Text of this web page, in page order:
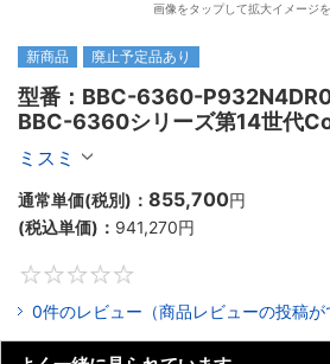
画像をタップして拡大イメージ
新商品 廃止予定品あり
型番：BBC-6360-
BBC-6360シリーズ第14世代
マウント2PCIe
ミスミ
通常単価(税別)： 855,700円
(税込単価)： 941,270円
0件のレビュー（商品レビューの投稿が